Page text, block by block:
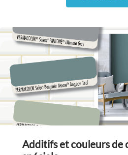
Additifs et couleurs de